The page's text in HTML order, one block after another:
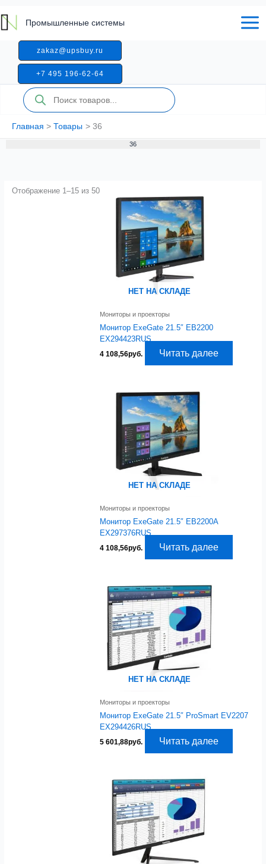
к
содержимому
Промышленные системы
zakaz@upsbuy.ru
+7 495 196-62-64
Поиск
товаров
Главная Товары 36
36
Отображение 1–15 из 50
НЕТ НА СКЛАДЕ
Мониторы и проекторы
Монитор ExeGate 21.5″ EB2200
EX294423RUS
4 108,56руб. Читать далее
НЕТ НА СКЛАДЕ
Мониторы и проекторы
Монитор ExeGate 21.5″ EB2200A
EX297376RUS
4 108,56руб. Читать далее
НЕТ НА СКЛАДЕ
Мониторы и проекторы
Монитор ExeGate 21.5″ ProSmart EV2207
EX294426RUS
5 601,88руб. Читать далее